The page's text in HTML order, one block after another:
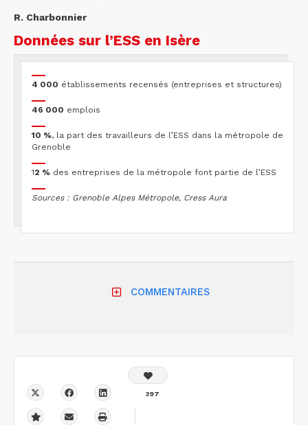
R. Charbonnier
Données sur l’ESS en Isère
4 000 établissements recensés (entreprises et structures)
46 000 emplois
10 %, la part des travailleurs de l’ESS dans la métropole de
Grenoble
12 % des entreprises de la métropole font partie de l’ESS
Sources : Grenoble Alpes Métropole, Cress Aura
COMMENTAIRES
397